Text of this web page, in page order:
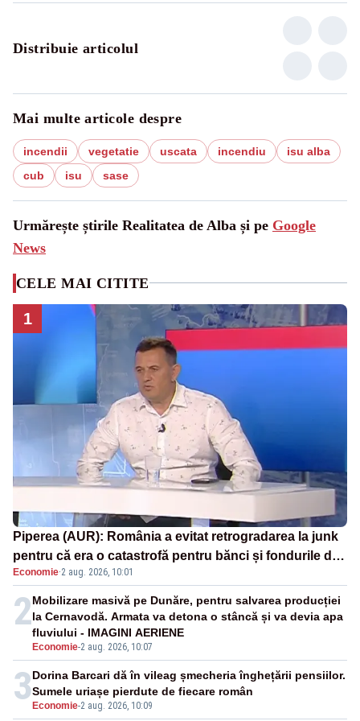
Distribuie articolul
Mai multe articole despre
incendii vegetatie uscata incendiu
isu alba
cub
isu sase
Urmărește știrile Realitatea de Alba și pe Google
News
CELE MAI CITITE
1
Piperea (AUR): România a evitat retrogradarea la junk
pentru că era o catastrofă pentru bănci și fondurile de
pensii
Economie·2 aug. 2026, 10:01
2
Economie-2 aug. 2026, 10:07
Mobilizare masivă pe Dunăre, pentru salvarea producției
la Cernavodă. Armata va detona o stâncă și va devia apa
fluviului - IMAGINI AERIENE
3 Economie-2 aug. 2026, 10:09
Dorina Barcari dă în vileag șmecheria înghețării pensiilor.
Sumele uriașe pierdute de fiecare român